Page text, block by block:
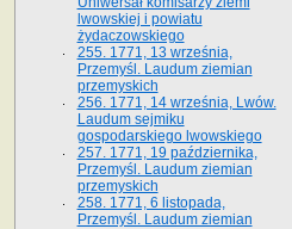
lwowskiej i powiatu
żydaczowskiego
255. 1771, 13 września,
Przemyśl. Laudum ziemian
przemyskich
256. 1771, 14 września, Lwów.
Laudum sejmiku
gospodarskiego lwowskiego
257. 1771, 19 października,
Przemyśl. Laudum ziemian
przemyskich
258. 1771, 6 listopada,
Przemyśl. Laudum ziemian